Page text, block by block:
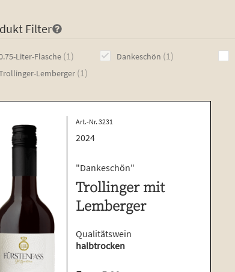
Filter
Liter-Flasche 1 1
product
Dankeschön 1 1
Lemberger 1 1
Art.-Nr. 3231
2024
"Dankeschön"
Trollinger mit
Lemberger
Qualitätswein
halbtrocken